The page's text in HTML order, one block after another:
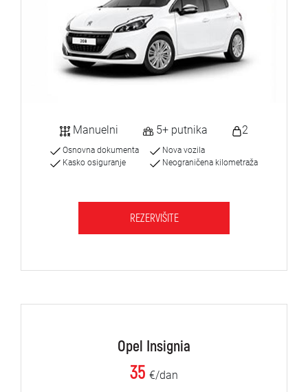
Manuelni 5+ putnika 2
Osnovna dokumenta
Kasko osiguranje
Nova vozila
Neograničena kilometraža
REZERVIŠITE
Opel Insignia
35 €/dan